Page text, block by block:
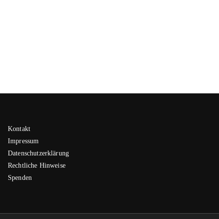
Kontakt
Impressum
Datenschutzerklärung
Rechtliche Hinweise
Spenden